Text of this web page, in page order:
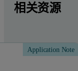
相关资源
Application Note